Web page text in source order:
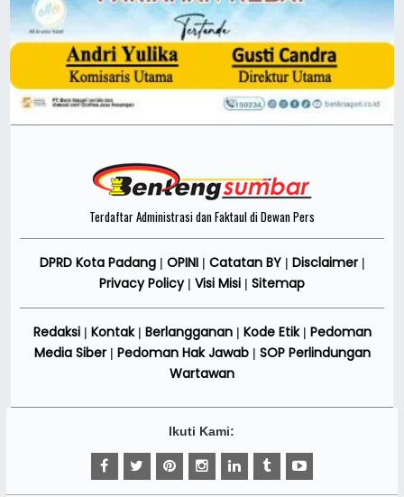
Terdaftar Administrasi dan Faktaul di Dewan Pers
DPRD Kota Padang| OPINI Catatan BY| Disclaimer|
Privacy Policy| Visi Misi Sitemap
Redaksi| Kontak| Berlangganan| Kode Etik| Pedoman
Media Siber| Pedoman Hak Jawab| SOP Perlindungan
Wartawan
Ikuti Kami: